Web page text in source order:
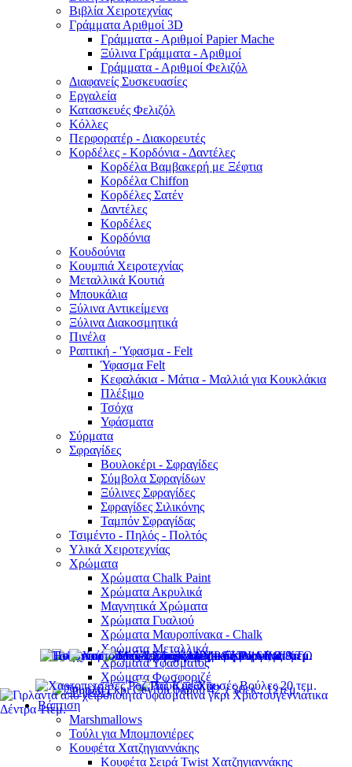
Βιβλία Χειροτεχνίας
Γράμματα Αριθμοί 3D
Γράμματα - Αριθμοί Papier Mache
Ξύλινα Γράμματα - Αριθμοί
Γράμματα - Αριθμοί Φελιζόλ
Διαφανείς Συσκευασίες
Εργαλεία
Κατασκευές Φελιζόλ
Κόλλες
Περφορατέρ - Διακορευτές
Κορδέλες - Κορδόνια - Δαντέλες
Κορδέλα Βαμβακερή με Ξέφτια
Κορδέλα Chiffon
Κορδέλες Σατέν
Δαντέλες
Κορδέλες
Κορδόνια
Κουδούνια
Κουμπιά Χειροτεχνίας
Μεταλλικά Κουτιά
Μπουκάλια
Ξύλινα Αντικείμενα
Ξύλινα Διακοσμητικά
Πινέλα
Ραπτική - 'Υφασμα - Felt
Ύφασμα Felt
Κεφαλάκια - Μάτια - Μαλλιά για Κουκλάκια
Πλέξιμο
Τσόχα
Υφάσματα
Σύρματα
Σφραγίδες
Βουλοκέρι - Σφραγίδες
Σύμβολα Σφραγίδων
Ξύλινες Σφραγίδες
Σφραγίδες Σιλικόνης
Ταμπόν Σφραγίδας
Τσιμέντο - Πηλός - Πολτός
Υλικά Χειροτεχνίας
Χρώματα
Χρώματα Chalk Paint
Χρώματα Ακρυλικά
Μαγνητικά Χρώματα
Χρώματα Γυαλιού
Χρώματα Μαυροπίνακα - Chalk
Χρώματα Μεταλλικά
Χρώματα Υφάσματος
Χρώματα Φωσφοριζέ
Ψηφίδες
Βάπτιση
Marshmallows
Τούλι για Μπομπονιέρες
Κουφέτα Χατζηγιαννάκης
Κουφέτα Σειρά Twist Χατζηγιαννάκης